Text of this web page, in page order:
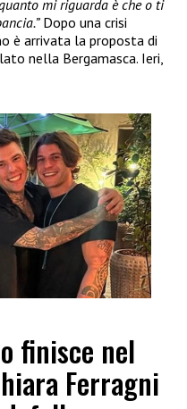
mi riguarda è che o ti
Dopo una crisi
è arrivata la proposta di
nella Bergamasca. Ieri,
finisce nel
Ferragni